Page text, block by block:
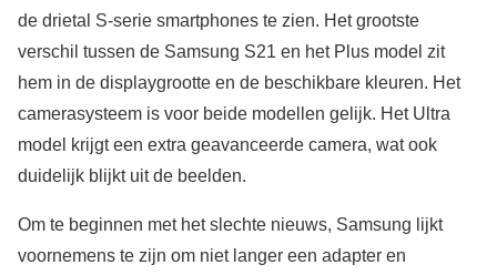
de drietal S-serie smartphones te zien. Het grootste
verschil tussen de Samsung S21 en het Plus model zit
hem in de displaygrootte en de beschikbare kleuren. Het
camerasysteem is voor beide modellen gelijk. Het Ultra
model krijgt een extra geavanceerde camera, wat ook
duidelijk blijkt uit de beelden.
Om te beginnen met het slechte nieuws, Samsung lijkt
voornemens te zijn om niet langer een adapter en